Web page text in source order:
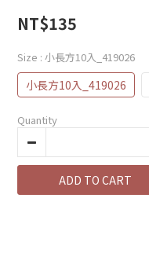
NT$135
Size : 小長方10入_419026
小長方10入_419026
Quantity
ADD TO CART